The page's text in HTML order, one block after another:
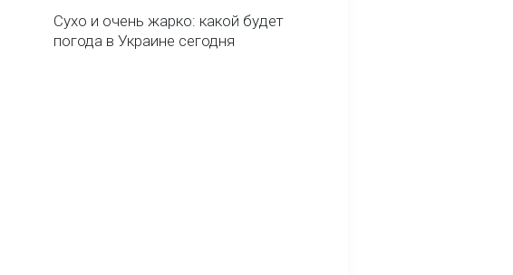
Сухо и очень жарко: какой будет
погода в Украине сегодня